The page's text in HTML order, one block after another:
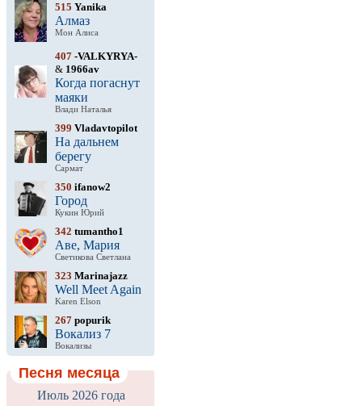
515 Yanika
Алмаз
Мон Алиса
407 -VALKYRYA-
& 1966av
Когда погаснут
маяки
Влади Наталья
399 Vladavtopilot
На дальнем
берегу
Сармат
350 ifanow2
Город
Кукин Юрий
342 tumantho1
Аве, Мария
Светикова Светлана
323 Marinajazz
Well Meet Again
Karen Elson
267 popurik
Вокализ 7
Вокализы
Песня месяца
Июль 2026 года